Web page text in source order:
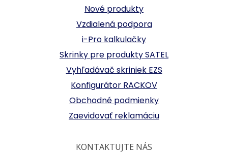
Nové produkty
Vzdialená podpora
i-Pro kalkulačky
Skrinky pre produkty SATEL
Vyhľadávač skriniek EZS
Konfigurátor RACKOV
Obchodné podmienky
Zaevidovať reklamáciu
KONTAKTUJTE NÁS